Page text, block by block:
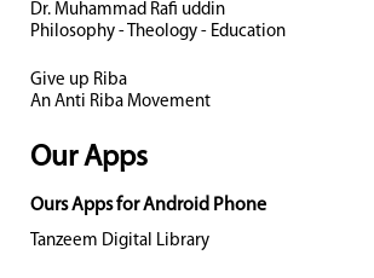
Dr. Muhammad Rafi uddin
Philosophy - Theology - Education
Give up Riba
An Anti Riba Movement
Our Apps
Ours Apps for Android Phone
Tanzeem Digital Library